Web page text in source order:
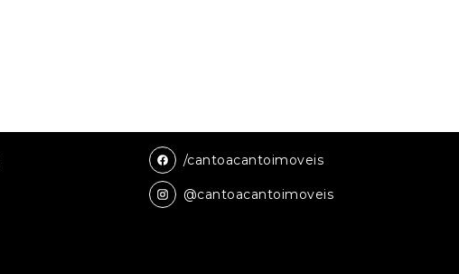
/cantoacantoimoveis
@cantoacantoimoveis